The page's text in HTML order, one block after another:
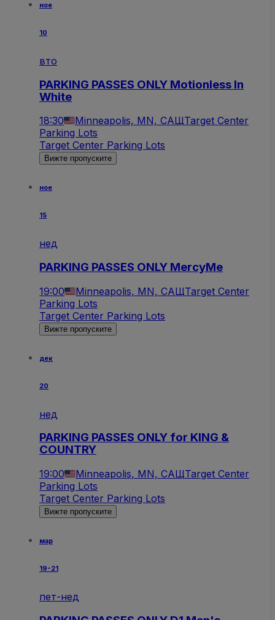
ное
10
вто
PARKING PASSES ONLY Motionless In
White
18:30 Minneapolis, MN, САЩTarget Center
Parking Lots
Target Center Parking Lots
Вижте пропуските
ное
15
нед
PARKING PASSES ONLY MercyMe
19:00 Minneapolis, MN, САЩTarget Center
Parking Lots
Target Center Parking Lots
Вижте пропуските
дек
20
нед
PARKING PASSES ONLY for KING &
COUNTRY
19:00 Minneapolis, MN, САЩTarget Center
Parking Lots
Target Center Parking Lots
Вижте пропуските
мар
19-21
пет-нед